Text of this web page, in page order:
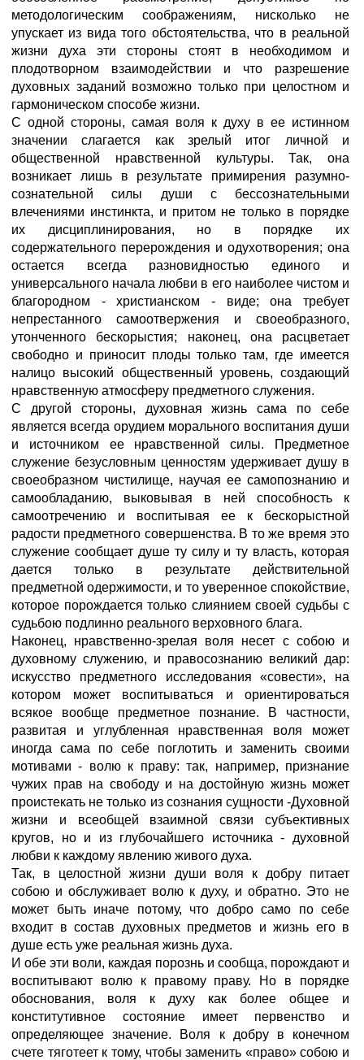
методологическим соображениям, нисколько не
упускает из вида того обстоятельства, что в реальной
жизни духа эти стороны стоят в необходимом и
плодотворном взаимодействии и что разрешение
духовных заданий возможно только при целостном и
гармоническом способе жизни.
С одной стороны, самая воля к духу в ее истинном
значении слагается как зрелый итог личной и
общественной нравственной культуры. Так, она
возникает лишь в результате примирения разумно-
сознательной силы души с бессознательными
влечениями инстинкта, и притом не только в порядке
их дисциплинирования, но в порядке их
содержательного перерождения и одухотворения; она
остается всегда разновидностью единого и
универсального начала любви в его наиболее чистом и
благородном - христианском - виде; она требует
непрестанного самоотвержения и своеобразного,
утонченного бескорыстия; наконец, она расцветает
свободно и приносит плоды только там, где имеется
налицо высокий общественный уровень, создающий
нравственную атмосферу предметного служения.
С другой стороны, духовная жизнь сама по себе
является всегда орудием морального воспитания души
и источником ее нравственной силы. Предметное
служение безусловным ценностям удерживает душу в
своеобразном чистилище, научая ее самопознанию и
самообладанию, выковывая в ней способность к
самоотречению и воспитывая ее к бескорыстной
радости предметного совершенства. В то же время это
служение сообщает душе ту силу и ту власть, которая
дается только в результате действительной
предметной одержимости, и то уверенное спокойствие,
которое порождается только слиянием своей судьбы с
судьбою подлинно реального верховного блага.
Наконец, нравственно-зрелая воля несет с собою и
духовному служению, и правосознанию великий дар:
искусство предметного исследования «совести», на
котором может воспитываться и ориентироваться
всякое вообще предметное познание. В частности,
развитая и углубленная нравственная воля может
иногда сама по себе поглотить и заменить своими
мотивами - волю к праву: так, например, признание
чужих прав на свободу и на достойную жизнь может
проистекать не только из сознания сущности -Духовной
жизни и всеобщей взаимной связи субъективных
кругов, но и из глубочайшего источника - духовной
любви к каждому явлению живого духа.
Так, в целостной жизни души воля к добру питает
собою и обслуживает волю к духу, и обратно. Это не
может быть иначе потому, что добро само по себе
входит в состав духовных предметов и жизнь его в
душе есть уже реальная жизнь духа.
И обе эти воли, каждая порознь и сообща, порождают и
воспитывают волю к правому праву. Но в порядке
обоснования, воля к духу как более общее и
конститутивное состояние имеет первенство и
определяющее значение. Воля к добру в конечном
счете тяготеет к тому, чтобы заменить «право» собою и